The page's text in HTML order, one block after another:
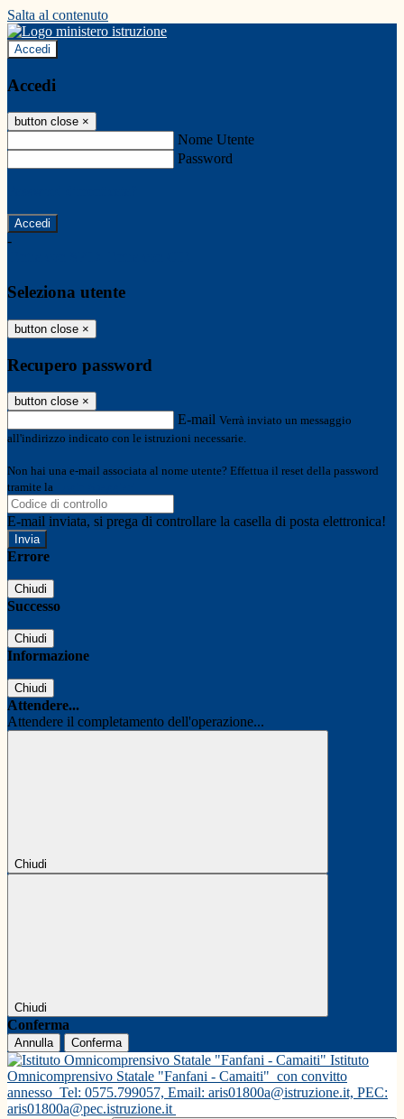
Salta al contenuto
Accedi
Accedi
button close ×
Nome Utente
Password
-
Seleziona utente
button close ×
Recupero password
button close ×
E-mail Verrà inviato un messaggio
all'indirizzo indicato con le istruzioni necessarie.
Non hai una e-mail associata al nome utente? Effettua il reset della password
tramite la
E-mail inviata, si prega di controllare la casella di posta elettronica!
Errore
Chiudi
Successo
Chiudi
Informazione
Chiudi
Attendere...
Attendere il completamento dell'operazione...
Chiudi
Chiudi
Conferma
Annulla Conferma
Istituto
Omnicomprensivo Statale "Fanfani - Camaiti" con convitto
annesso Tel: 0575.799057, Email: aris01800a@istruzione.it, PEC:
aris01800a@pec.istruzione.it